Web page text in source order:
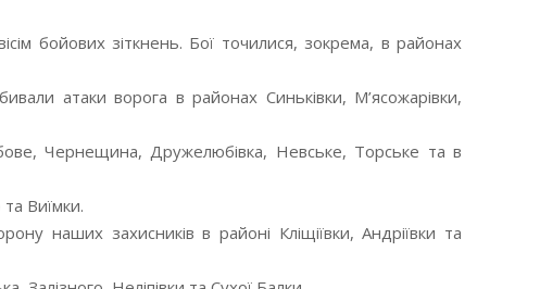
бойових зіткнень. Бої точилися, зокрема, в районах
атаки ворога в районах Синьківки, М’ясожарівки,
Чернещина, Дружелюбівка, Невське, Торське та в
Виїмки.
наших захисників в районі Кліщіївки, Андріївки та